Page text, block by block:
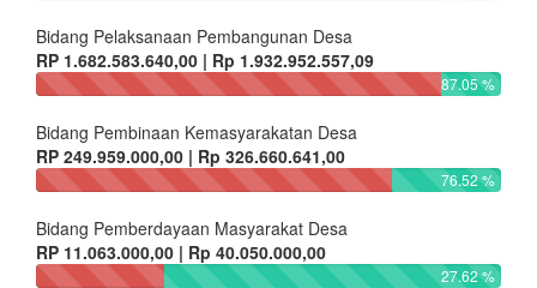
Bidang Pelaksanaan Pembangunan Desa
RP 1.682.583.640,00 | Rp 1.932.952.557,09
87.05 %
Bidang Pembinaan Kemasyarakatan Desa
RP 249.959.000,00 | Rp 326.660.641,00
76.52 %
Bidang Pemberdayaan Masyarakat Desa
RP 11.063.000,00 | Rp 40.050.000,00
27.62 %